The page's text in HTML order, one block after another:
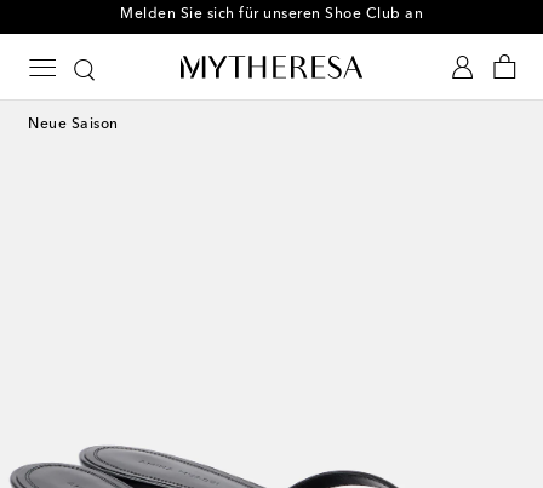
Melden Sie sich für unseren Shoe Club an
Neue Saison